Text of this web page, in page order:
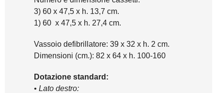
3) 60 x 47,5 x h. 13,7 cm.
1) 60 x 47,5 x h. 27,4 cm.
Vassoio defibrillatore: 39 x 32 x h. 2 cm.
Dimensioni (cm.): 82 x 64 x h. 100-160
Dotazione standard:
• Lato destro: